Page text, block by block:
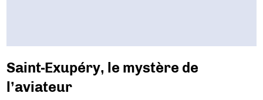
Saint-Exupéry, le mystère de
l’aviateur